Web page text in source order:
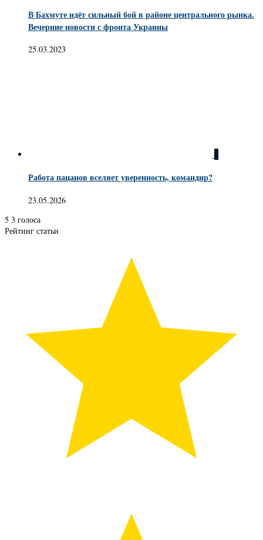
В Бахмуте идёт сильный бой в районе центрального рынка.
Вечерние новости с фронта Украины
25.03.2023
3
Работа пацанов вселяет уверенность, командир?
23.05.2026
5 3 голоса
Рейтинг статьи